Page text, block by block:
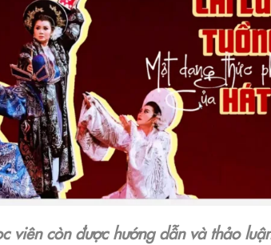
viên còn được hướng dẫn và thảo